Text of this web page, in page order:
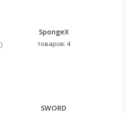
SpongeX
товаров: 4
SWORD